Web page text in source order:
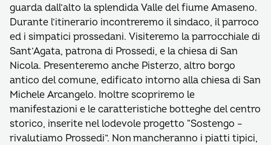
guarda dall’alto la splendida Valle del fiume Amaseno.
Durante l’itinerario incontreremo il sindaco, il parroco
ed i simpatici prossedani. Visiteremo la parrocchiale di
Sant’Agata, patrona di Prossedi, e la chiesa di San
Nicola. Presenteremo anche Pisterzo, altro borgo
antico del comune, edificato intorno alla chiesa di San
Michele Arcangelo. Inoltre scopriremo le
manifestazioni e le caratteristiche botteghe del centro
storico, inserite nel lodevole progetto “Sostengo –
rivalutiamo Prossedi”. Non mancheranno i piatti tipici,